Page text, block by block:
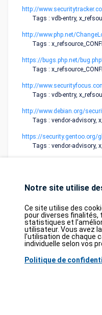
http://
Tags : vdb-entry,
http://www.php.net/
Tags :
https://bugs.php.net/
Tags :
http://
Tags : vdb-entry,
http://www.debian.org/
Tags : vendor-advisory,
https://security.gentoo.org/
Tags : vendor-advisory,
tesweb
Database
Partners
GDPR
des vulnérabilités activement
Notre site utilise
Ce site utilise des
pour diverses finalités,
statistiques et
utilisateur. Vous avez
l’utilisation de chaque
individuelle selon vos
Politique de